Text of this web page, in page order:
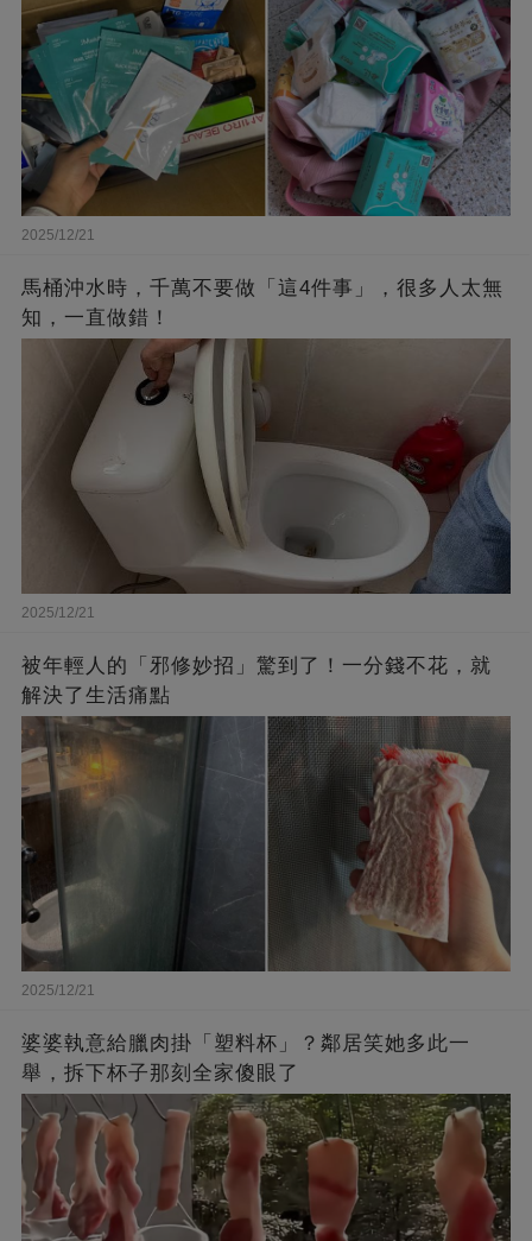
2025/12/21
馬桶沖水時，千萬不要做「這4件事」，很多人太無
知，一直做錯！
2025/12/21
被年輕人的「邪修妙招」驚到了！一分錢不花，就
解決了生活痛點
2025/12/21
婆婆執意給臘肉掛「塑料杯」？鄰居笑她多此一
舉，拆下杯子那刻全家傻眼了